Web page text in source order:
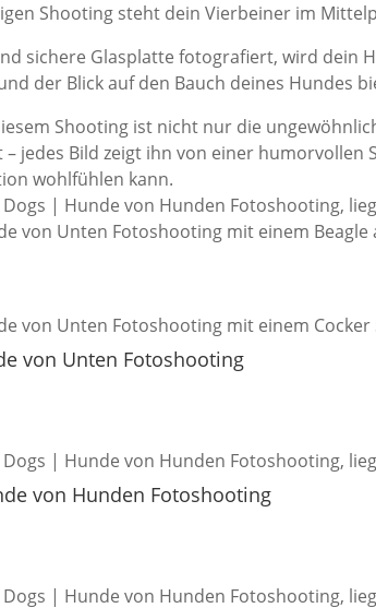
Shooting steht dein Vierbeiner im
sichere Glasplatte fotografiert, wird dein
der Blick auf den Bauch deines Hundes
Shooting ist nicht nur die
jedes Bild zeigt ihn von einer
wohlfühlen kann.
von Unten Fotoshooting
von Hunden Fotoshooting